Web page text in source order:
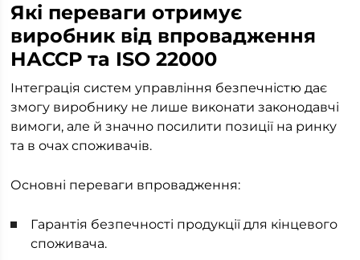
Які переваги отримує
виробник від впровадження
НАССР та ISO 22000
Інтеграція систем управління безпечністю дає
змогу виробнику не лише виконати законодавчі
вимоги, але й значно посилити позиції на ринку
та в очах споживачів.
Основні переваги впровадження:
Гарантія безпечності продукції для кінцевого
споживача.